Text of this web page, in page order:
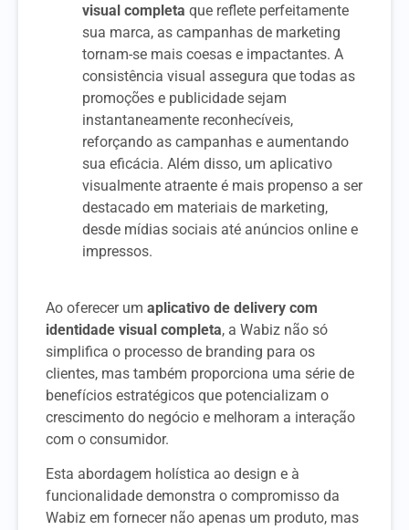
visual completa que reflete perfeitamente
sua marca, as campanhas de marketing
tornam-se mais coesas e impactantes. A
consistência visual assegura que todas as
promoções e publicidade sejam
instantaneamente reconhecíveis,
reforçando as campanhas e aumentando
sua eficácia. Além disso, um aplicativo
visualmente atraente é mais propenso a ser
destacado em materiais de marketing,
desde mídias sociais até anúncios online e
impressos.
Ao oferecer um aplicativo de delivery com
identidade visual completa, a Wabiz não só
simplifica o processo de branding para os
clientes, mas também proporciona uma série de
benefícios estratégicos que potencializam o
crescimento do negócio e melhoram a interação
com o consumidor.
Esta abordagem holística ao design e à
funcionalidade demonstra o compromisso da
Wabiz em fornecer não apenas um produto, mas